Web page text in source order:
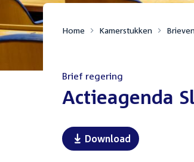
Home Kamerstukken
Brief regering
Actieagenda
Download